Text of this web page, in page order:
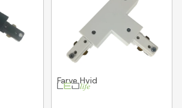
FarveHvid